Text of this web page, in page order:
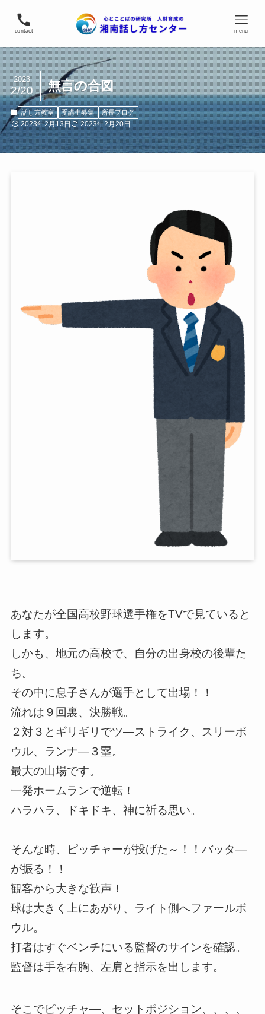
contact menu
無言の合図
2023
2/20
話し方教室 受講生募集 所長ブログ
2023年2月13日 2023年2月20日
あなたが全国高校野球選手権をTVで見ていると
します。
しかも、地元の高校で、自分の出身校の後輩た
ち。
その中に息子さんが選手として出場！！
流れは９回裏、決勝戦。
２対３とギリギリでツ―ストライク、スリーボ
ウル、ランナ―３塁。
最大の山場です。
一発ホームランで逆転！
ハラハラ、ドキドキ、神に祈る思い。
そんな時、ピッチャーが投げた～！！バッタ―
が振る！！
観客から大きな歓声！
球は大きく上にあがり、ライト側へファールボ
ウル。
打者はすぐベンチにいる監督のサインを確認。
監督は手を右胸、左肩と指示を出します。
そこでピッチャ―、セットポジション、、、、